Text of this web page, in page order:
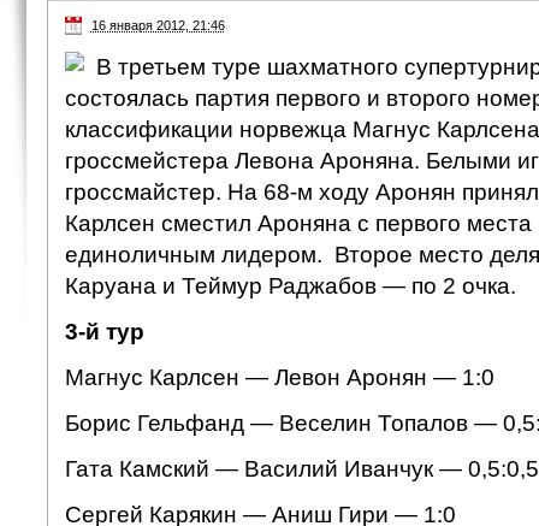
16 января 2012, 21:46
В третьем туре шахматного
состоялась партия первого и второго
классификации норвежца Магнус
гроссмейстера Левона Ароняна. Белыми
гроссмайстер. На 68-м ходу Аронян
Карлсен сместил Ароняна с первого места
единоличным лидером. Второе место
Каруана и Теймур Раджабов — по 2 очка.
3-й тур
Магнус Карлсен — Левон Аронян — 1:0
Борис Гельфанд — Веселин Топалов —
Гата Камский — Василий Иванчук — 0,5:0,5
Сергей Карякин — Аниш Гири — 1:0